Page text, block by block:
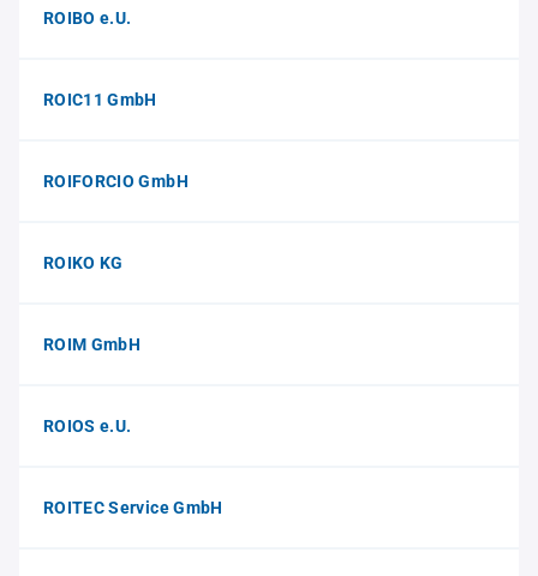
ROIBO e.U.
ROIC11 GmbH
ROIFORCIO GmbH
ROIKO KG
ROIM GmbH
ROIOS e.U.
ROITEC Service GmbH